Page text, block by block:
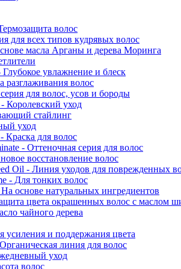
волос
для всех типов кудрявых волос
масла Арганы и дерева Моринга
увлажнение и блеск
волос
для волос, усов и бороды
Королевский уход
стайлинг
уход
для волос
- Оттеночная серия для волос
восстановление волос
Oil - Линия уходов для поврежденных
- Для тонких волос
основе натуральных ингредиентов
цвета окрашенных волос с маслом
чайного дерева
усиления и поддержания цвета
линия для волос
уход
волос